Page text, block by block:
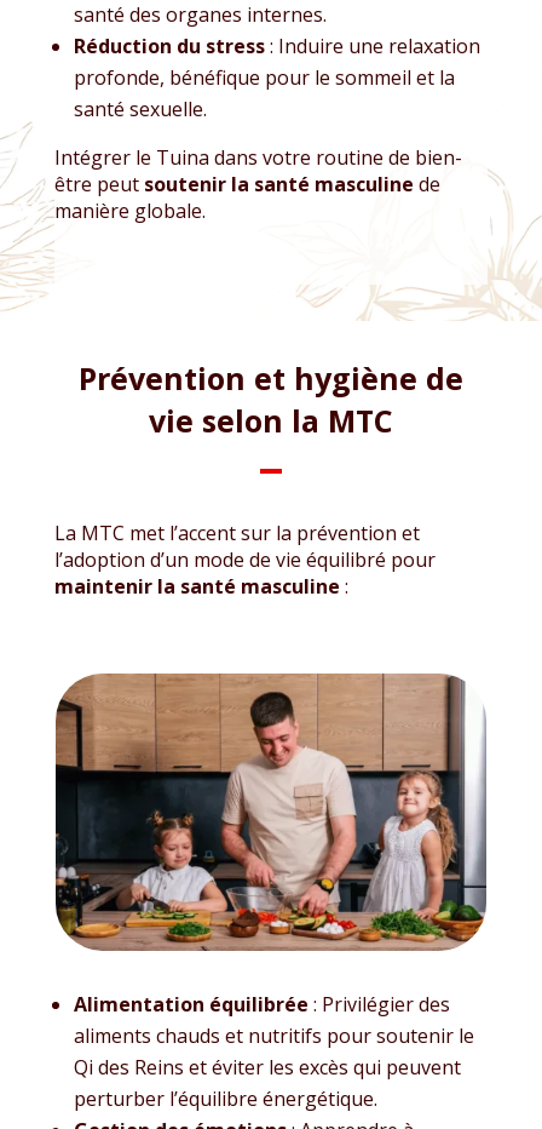
santé des organes internes.
Réduction du stress: Induire une relaxation
profonde, bénéfique pour le sommeil et la
santé sexuelle.
Intégrer le Tuina dans votre routine de bien-
être peut soutenir la santé masculine de
manière globale.
Prévention et hygiène de
vie selon la MTC
La MTC met l’accent sur la prévention et
l’adoption d’un mode de vie équilibré pour
maintenir la santé masculine :
Alimentation équilibrée : Privilégier des
aliments chauds et nutritifs pour soutenir le
Qi des Reins et éviter les excès qui peuvent
perturber l’équilibre énergétique.